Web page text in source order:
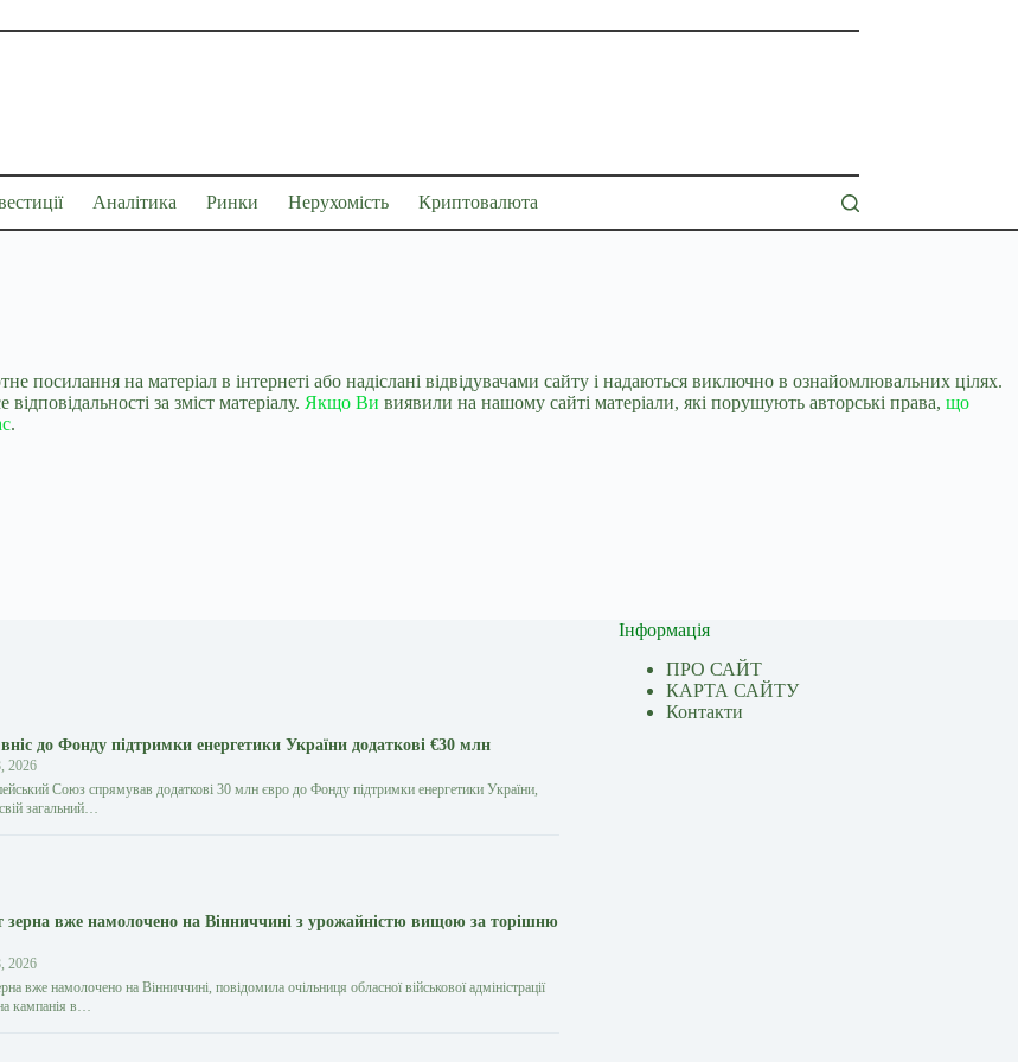
Аналітика Ринки Нерухомість Криптовалюта
посилання на матеріал в інтернеті або надіслані відвідувачами сайту і надаються виключно в ознайомлювальних цілях.
за зміст матеріалу. Якщо Ви виявили на нашому сайті матеріали, які порушують авторські права, що
.
до Фонду підтримки енергетики України додаткові €30 млн
2026
Союз спрямував додаткові 30 млн євро до Фонду підтримки енергетики України,
загальний…
зерна вже намолочено на Вінниччині з урожайністю вищою за торішню
2026
вже намолочено на Вінниччині, повідомила очільниця обласної військової адміністрації
кампанія в…
Інформація
ПРО САЙТ
КАРТА САЙТУ
Контакти